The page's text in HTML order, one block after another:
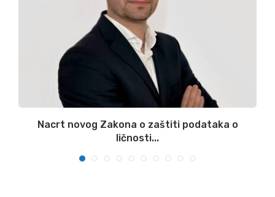
Nacrt novog Zakona o zaštiti podataka o
ličnosti...